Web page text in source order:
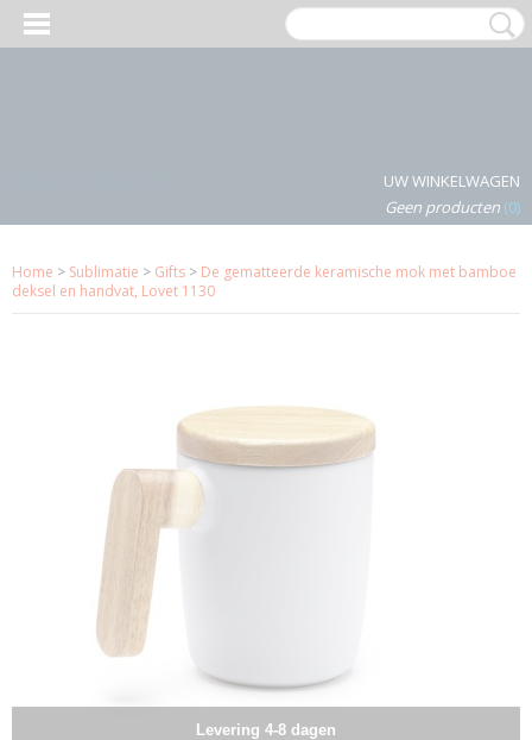
UW WINKELWAGEN
Geen producten (0)
Home > Sublimatie > Gifts > De gematteerde keramische mok met bamboe
deksel en handvat, Lovet 1130
Levering 4-8 dagen